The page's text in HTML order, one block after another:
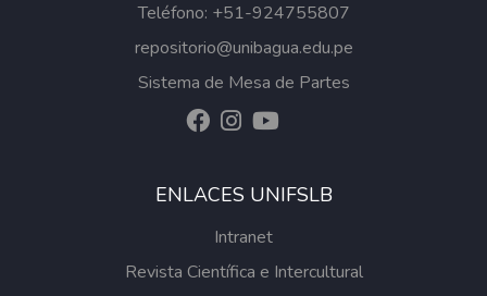
Teléfono: +51-924755807
repositorio@unibagua.edu.pe
Sistema de Mesa de Partes
ENLACES UNIFSLB
Intranet
Revista Científica e Intercultural